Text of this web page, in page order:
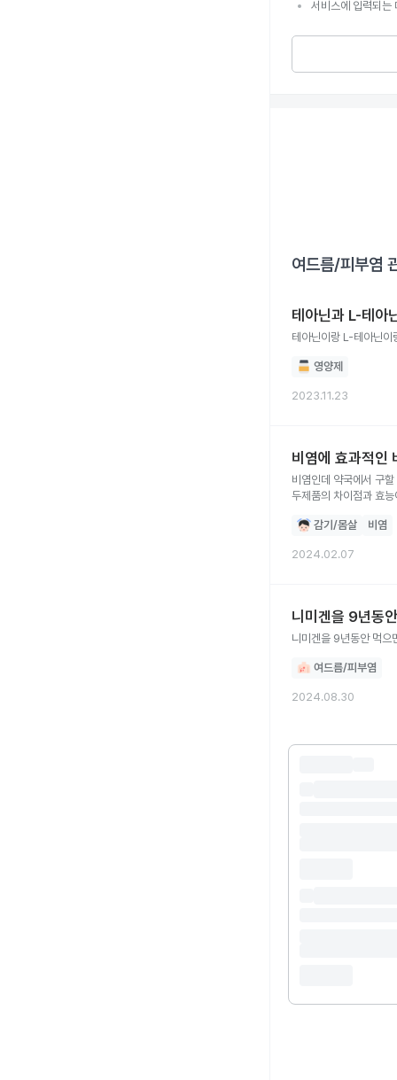
서비스에 입력되
여드름/피부염
테아닌과 L-테아
테아닌이랑 L-테아닌이
영양제
2023.11.23
비염에 효과적인
비염인데 약국에서 구
두제품의 차이점과 효
감기/몸살 비염
2024.02.07
니미겐을 9년동
니미겐을 9년동안 먹으
여드름/피부염
2024.08.30